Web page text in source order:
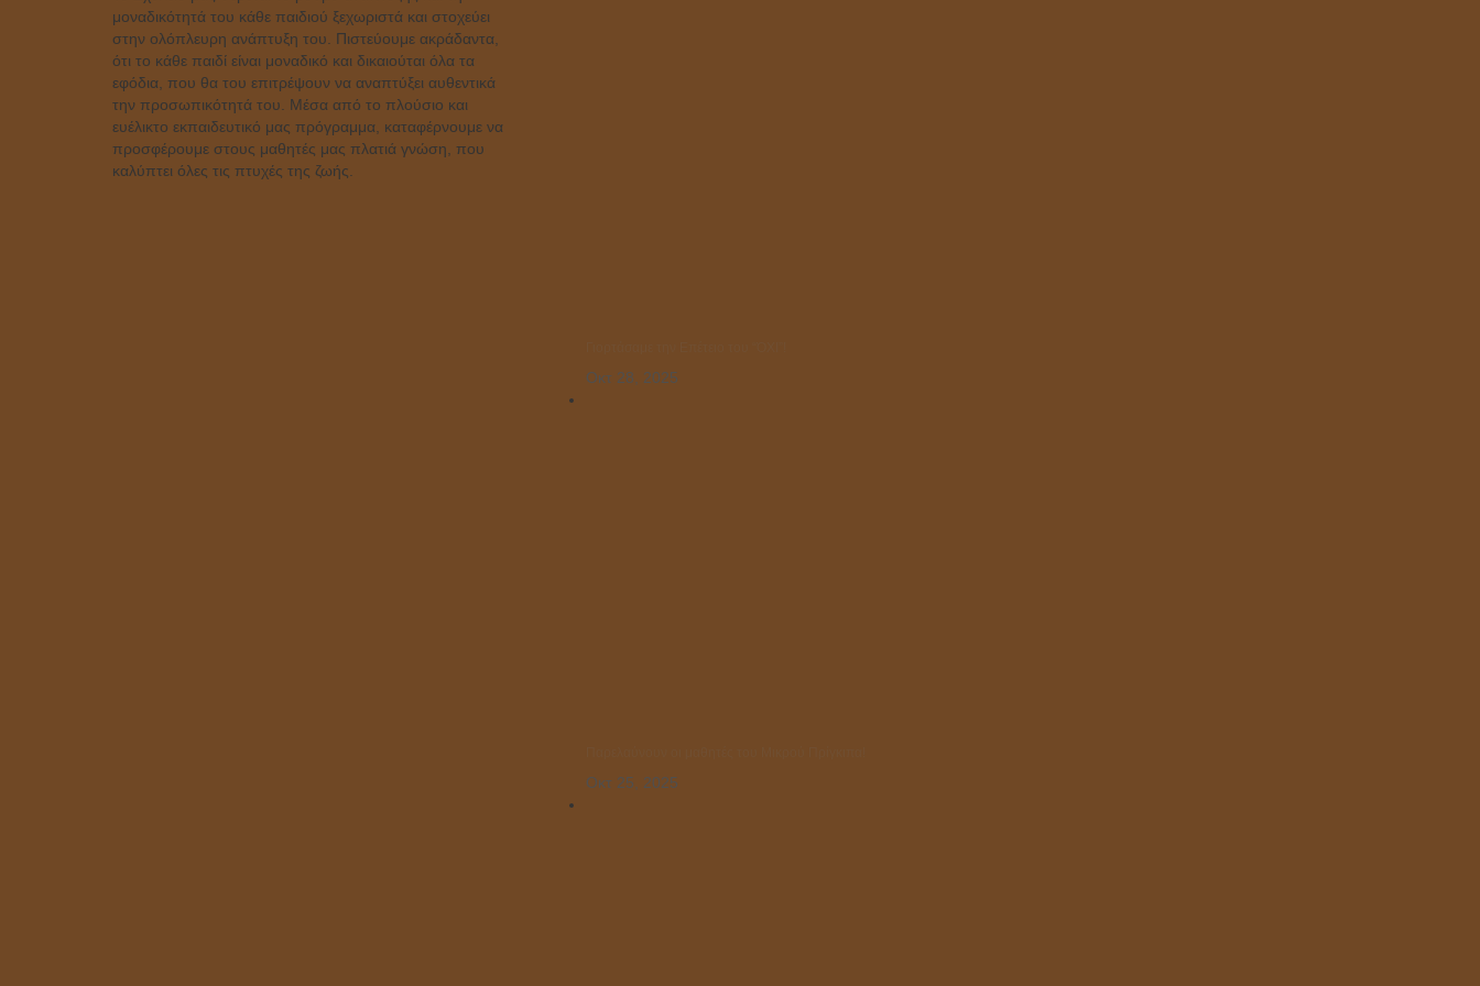
μοναδικότητά του κάθε παιδιού ξεχωριστά και στοχεύει
στην ολόπλευρη ανάπτυξη του. Πιστεύουμε ακράδαντα,
ότι το κάθε παιδί είναι μοναδικό και δικαιούται όλα τα
εφόδια, που θα του επιτρέψουν να αναπτύξει αυθεντικά
την προσωπικότητά του. Μέσα από το πλούσιο και
ευέλικτο εκπαιδευτικό μας πρόγραμμα, καταφέρνουμε να
προσφέρουμε στους μαθητές μας πλατιά γνώση, που
καλύπτει όλες τις πτυχές της ζωής.
Οκτ 28, 2025
Οκτ 25, 2025